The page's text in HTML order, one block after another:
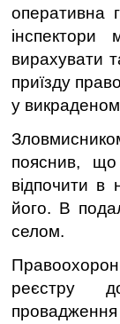
оперативна
інспектори
вирахувати
приїзду
у
пояснив, що
відпочити в
його. В
селом.
реєстру